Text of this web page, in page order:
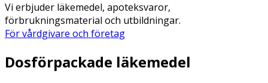
Vi erbjuder läkemedel, apoteksvaror,
förbrukningsmaterial och utbildningar.
För vårdgivare och företag
Dosförpackade läkemedel